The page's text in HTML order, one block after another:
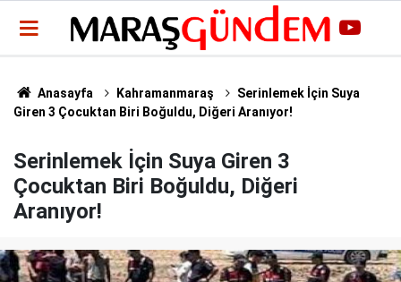
Anasayfa Kahramanmaraş
Serinlemek İçin Suya
Giren 3 Çocuktan Biri Boğuldu, Diğeri Aranıyor!
Serinlemek İçin Suya Giren 3
Çocuktan Biri Boğuldu, Diğeri
Aranıyor!